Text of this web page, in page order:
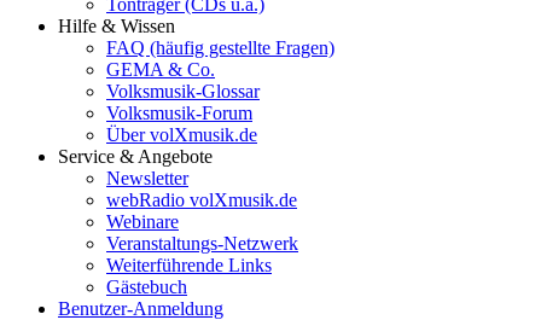
Tonträger (CDs u.a.)
Hilfe & Wissen
FAQ (häufig gestellte Fragen)
GEMA & Co.
Volksmusik-Glossar
Volksmusik-Forum
Über volXmusik.de
Service & Angebote
Newsletter
webRadio volXmusik.de
Webinare
Veranstaltungs-Netzwerk
Weiterführende Links
Gästebuch
Benutzer-Anmeldung